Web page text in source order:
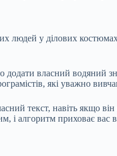
людей у ділових
власний водяний
які уважно
текст, навіть якщо
і алгоритм приховає вас